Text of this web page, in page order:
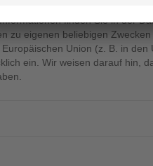
diese Daten in
finden Sie in der
zu eigenen beliebigen
Union (z. B. in den
ein. Wir weisen darauf hin,